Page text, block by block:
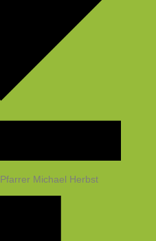
Pfarrer Michael Herbst